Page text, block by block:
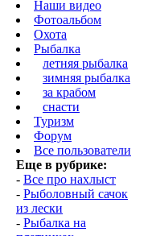
Наши видео
Фотоальбом
Охота
Pыбалка
летняя рыбалка
зимняя рыбалка
за крабом
снасти
Туризм
Форум
Все пользователи
Еще в рубрике:
- Все про нахлыст
- Рыболовный сачок
из лески
- Рыбалка на